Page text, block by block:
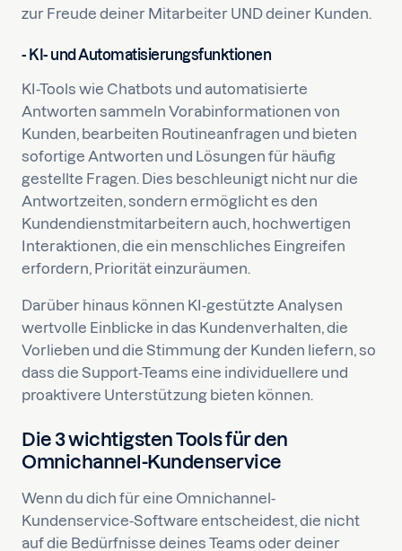
zur Freude deiner Mitarbeiter UND deiner Kunden.
- KI- und Automatisierungsfunktionen
KI-Tools wie Chatbots und automatisierte
Antworten sammeln Vorabinformationen von
Kunden, bearbeiten Routineanfragen und bieten
sofortige Antworten und Lösungen für häufig
gestellte Fragen. Dies beschleunigt nicht nur die
Antwortzeiten, sondern ermöglicht es den
Kundendienstmitarbeitern auch, hochwertigen
Interaktionen, die ein menschliches Eingreifen
erfordern, Priorität einzuräumen.
Darüber hinaus können KI-gestützte Analysen
wertvolle Einblicke in das Kundenverhalten, die
Vorlieben und die Stimmung der Kunden liefern, so
dass die Support-Teams eine individuellere und
proaktivere Unterstützung bieten können.
Die 3 wichtigsten Tools für den
Omnichannel-Kundenservice
Wenn du dich für eine Omnichannel-
Kundenservice-Software entscheidest, die nicht
auf die Bedürfnisse deines Teams oder deiner